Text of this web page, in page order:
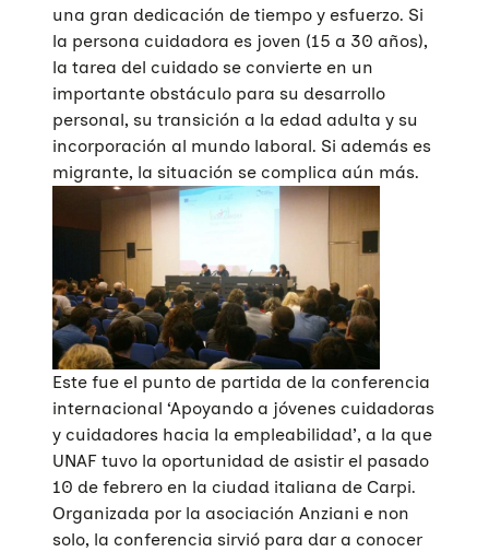
una gran dedicación de tiempo y esfuerzo. Si
la persona cuidadora es joven (15 a 30 años),
la tarea del cuidado se convierte en un
importante obstáculo para su desarrollo
personal, su transición a la edad adulta y su
incorporación al mundo laboral. Si además es
migrante, la situación se complica aún más.
Este fue el punto de partida de la conferencia
internacional ‘Apoyando a jóvenes cuidadoras
y cuidadores hacia la empleabilidad’, a la que
UNAF tuvo la oportunidad de asistir el pasado
10 de febrero en la ciudad italiana de Carpi.
Organizada por la asociación Anziani e non
solo, la conferencia sirvió para dar a conocer